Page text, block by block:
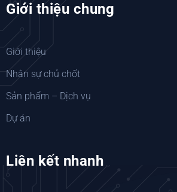
Giới thiệu chung
Giới thiệu
Nhân sự chủ chốt
Sản phẩm – Dịch vụ
Dự án
Liên kết nhanh